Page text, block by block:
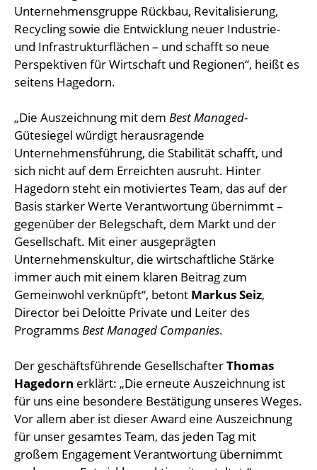
Unternehmensgruppe Rückbau, Revitalisierung,
Recycling sowie die Entwicklung neuer Industrie-
und Infrastrukturflächen – und schafft so neue
Perspektiven für Wirtschaft und Regionen“, heißt es
seitens Hagedorn.
„Die Auszeichnung mit dem Best Managed-
Gütesiegel würdigt herausragende
Unternehmensführung, die Stabilität schafft, und
sich nicht auf dem Erreichten ausruht. Hinter
Hagedorn steht ein motiviertes Team, das auf der
Basis starker Werte Verantwortung übernimmt –
gegenüber der Belegschaft, dem Markt und der
Gesellschaft. Mit einer ausgeprägten
Unternehmenskultur, die wirtschaftliche Stärke
immer auch mit einem klaren Beitrag zum
Gemeinwohl verknüpft“, betont Markus Seiz,
Director bei Deloitte Private und Leiter des
ProgrammsBest Managed Companies.
Der geschäftsführende GesellschafterThomas
Hagedorn erklärt: „Die erneute Auszeichnung ist
für uns eine besondere Bestätigung unseres Weges.
Vor allem aber ist dieser Award eine Auszeichnung
für unser gesamtes Team, das jeden Tag mit
großem Engagement Verantwortung übernimmt